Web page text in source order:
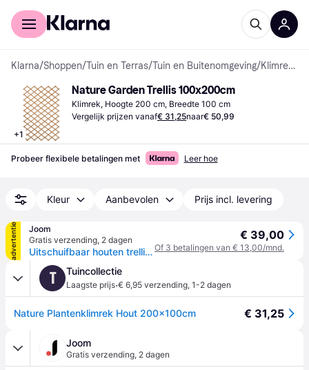
Voor shoppers
Klarna/Shoppen/Tuin en Terras/Tuin en Buitenomgeving/ Klimrekken
+1
Nature Garden Trellis 100x200cm
Klimrek, Hoogte 200 cm, Breedte 100 cm
Vergelijk prijzen vanaf€ 31,25naar€ 50,99
Probeer flexibele betalingen met Leer hoe
Kleur Aanbevolen Prijs incl. levering
advertentie
Joom
Gratis verzending, 2 dagen
Uitschuifbaar houten trellis 100 x 200 cm Nature
€ 39,00
Of 3 betalingen van € 13,00/mnd.
T Tuincollectie
Laagste prijs·€ 6,95 verzending, 1-2 dagen
Nature Plantenklimrek Hout 200x100cm € 31,25
Joom
Gratis verzending, 2 dagen